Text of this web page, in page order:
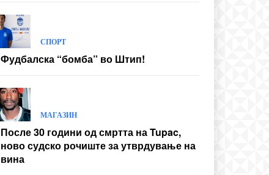
СПОРТ
Фудбалска “бомба” во Штип!
МАГАЗИН
После 30 години од смртта на Tupac,
ново судско рочиште за утврдување на
вина